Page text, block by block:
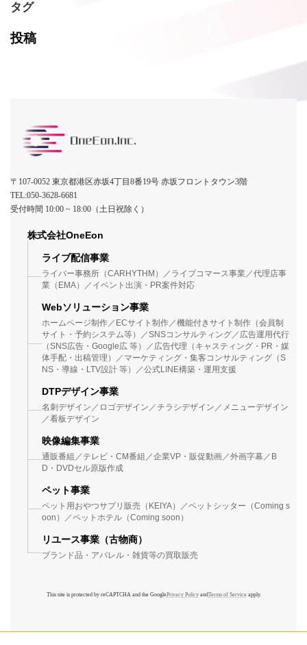
タグ
投稿
〒107-0052 東京都港区赤坂4丁目8番19号 赤坂フロントタウン3階
TEL:050-3628-6681
受付時間 10:00 ~ 18:00（土日祝除く）
株式会社OneEon
ライブ配信事業
ライバー事務所（CARHYTHM）／ライブコマース事業／代理店事
業（EMA）／イベント出演・PR案件対応
Webソリューション事業
ホームページ制作／ECサイト制作／機能付きサイト制作（会員制
サイト・予約システム等）／SNSコンサルティング／広告運用代行
（SNS広告・Google広 等）／広告代理（キャスティング・PR・媒
体手配・出稿管理）／マーケティング・集客コンサルティング（S
NS・導線・LTV設計 等）／公式LINE構築・運用支援
DTPデザイン事業
名刺デザイン／ロゴデザイン／チラシデザイン／メニューデザイン
／看板デザイン
映像編集事業
通販番組／テレビ・CM番組／企業VP・販促動画／外画字幕／B
D・DVDセル原版作成
ペット事業
ペット用おやつサプリ販売（KEIYA）／ペットシッター（Coming s
oon）／ペットホテル（Coming soon）
リユース事業（古物商）
ブランド品・アパレル・雑貨等の買取販売
This site is protected by reCAPTCHA and the GooglePrivacy PolicyandTerms of Serviceapply.